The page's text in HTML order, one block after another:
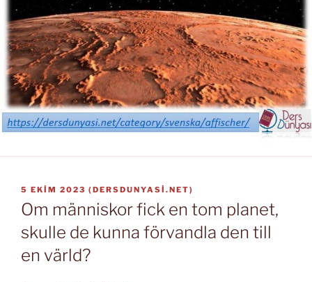
YAYIM
TARIHI
5 EKIM 2023 (DERSDUNYASI.NET)
Om människor fick en tom planet,
skulle de kunna förvandla den till
en värld?